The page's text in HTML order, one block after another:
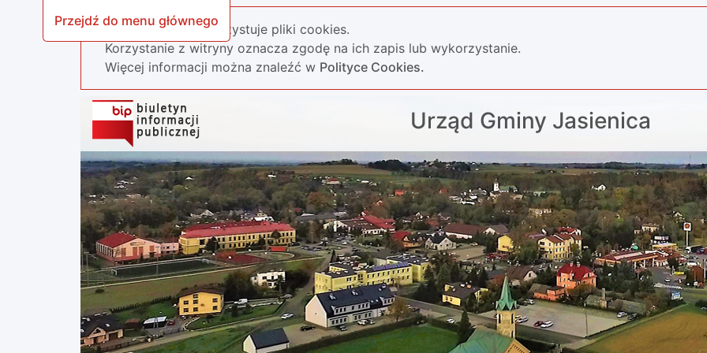
Przejdź do menu głównego
Nasza strona wykorzystuje pliki cookies.
Korzystanie z witryny oznacza zgodę na ich zapis lub wykorzystanie.
Więcej informacji można znaleźć w Polityce Cookies.
Urząd Gminy Jasienica